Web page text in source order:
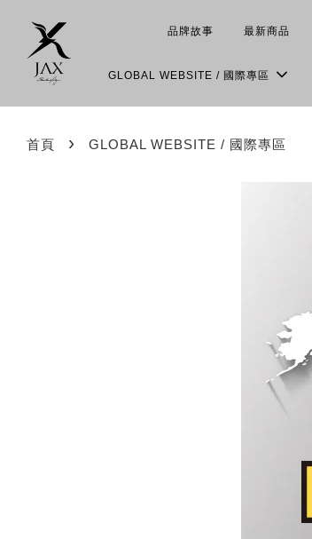
品牌故事 最新商品
GLOBAL WEBSITE / 國際專區
首頁 › GLOBAL WEBSITE / 國際專區